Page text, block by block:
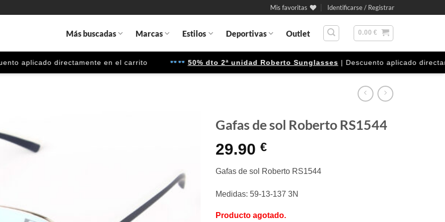
Mis favoritas Identificarse / Registrar
Más buscadas Marcas Estilos Deportivas Outlet 0.00€
aplicado directamente en el carrito 50% dto 2ª unidad Roberto Sunglasses | Descuento aplicado
quiero
Gafas de sol Roberto RS1544
29.90 €
Gafas de sol Roberto RS1544
Medidas: 59-13-137 3N
Producto agotado.